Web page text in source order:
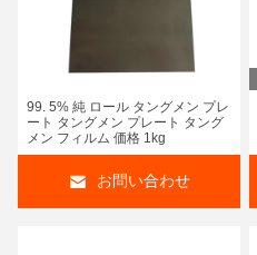
99. 5% 純 ロール タングメン プレ
ート タングメン プレート タング
メン フィルム 価格 1kg
お問い合わせ